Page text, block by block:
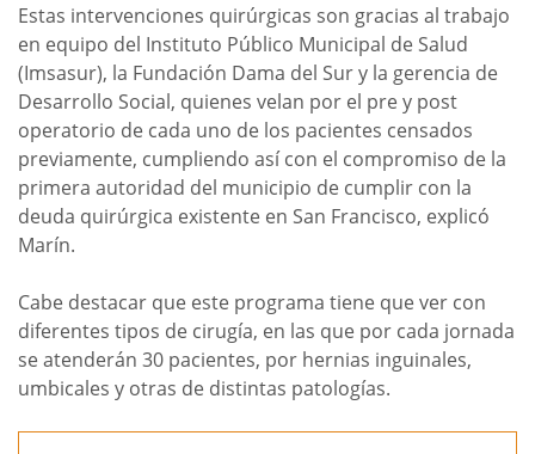
Estas intervenciones quirúrgicas son gracias al trabajo
en equipo del Instituto Público Municipal de Salud
(Imsasur), la Fundación Dama del Sur y la gerencia de
Desarrollo Social, quienes velan por el pre y post
operatorio de cada uno de los pacientes censados
previamente, cumpliendo así con el compromiso de la
primera autoridad del municipio de cumplir con la
deuda quirúrgica existente en San Francisco, explicó
Marín.
Cabe destacar que este programa tiene que ver con
diferentes tipos de cirugía, en las que por cada jornada
se atenderán 30 pacientes, por hernias inguinales,
umbicales y otras de distintas patologías.